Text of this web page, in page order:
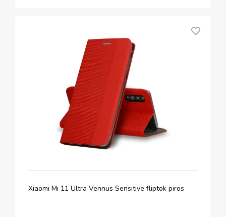
Xiaomi Mi 11 Ultra Vennus Sensitive fliptok piros